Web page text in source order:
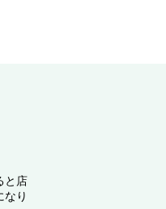
と店
なり